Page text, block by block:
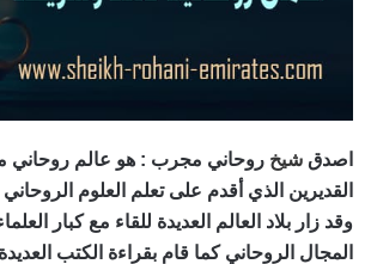
اصدق شيخ روحاني مجرب : هو عالم روحاني
القديرين الذي أقدم على تعلم العلوم
وقد زار بلاد العالم العديدة للقاء مع كبار
المجال الروحاني كما قام بقراءة الكتب